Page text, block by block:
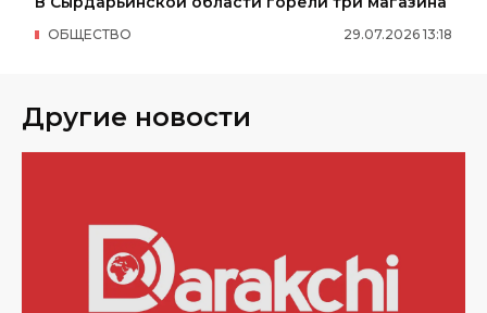
29.07.2026 13:18
ОБЩЕСТВО
Другие новости